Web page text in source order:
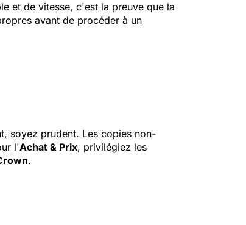
et de vitesse, c'est la preuve que la
avant de procéder à un
soyez prudent. Les copies non-
l'Achat & Prix, privilégiez les
.